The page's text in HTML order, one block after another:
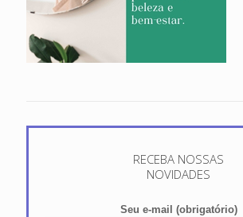
RECEBA NOSSAS
NOVIDADES
Seu e-mail (obrigatório)